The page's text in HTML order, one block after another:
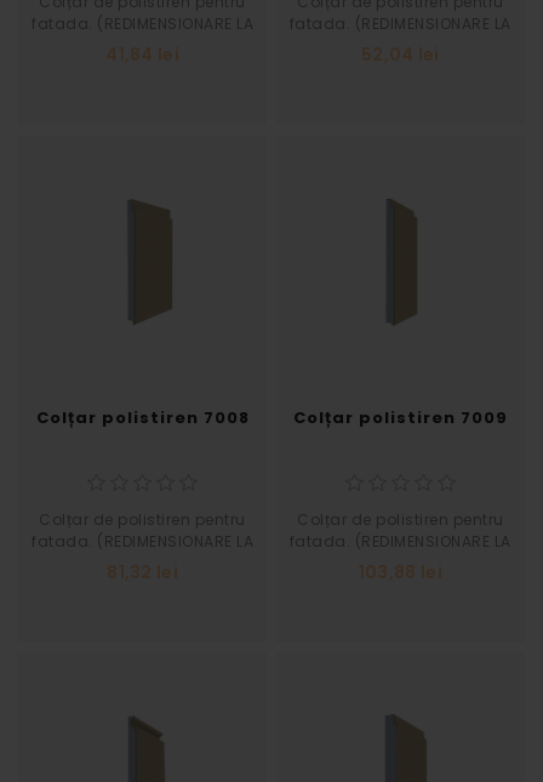
fatada. (REDIMENSIONARE LA
SOLICITAREA CLIENTULUI)
Grosime 30 Inaltime 265
41,84 lei
fatada. (REDIMENSIONARE LA
SOLICITAREA CLIENTULUI)
Grosime 30 Inaltime 370
52,04 lei
Colțar polistiren 7008
Colțar de polistiren pentru
fatada. (REDIMENSIONARE LA
SOLICITAREA CLIENTULUI)
Grosime 40 Inaltime 515
81,32 lei
Colțar polistiren 7009
Colțar de polistiren pentru
fatada. (REDIMENSIONARE LA
SOLICITAREA CLIENTULUI)
Grosime 50 Inaltime 650
103,88 lei